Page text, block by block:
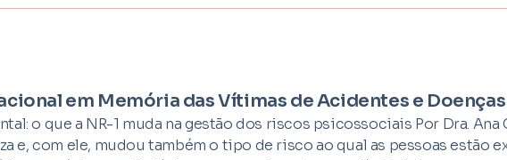
em Memória das Vítimas de Acidentes e
o que a NR-1 muda na gestão dos riscos psicossociais Por Dra. Ana
e, com ele, mudou também o tipo de risco ao qual as pessoas estão